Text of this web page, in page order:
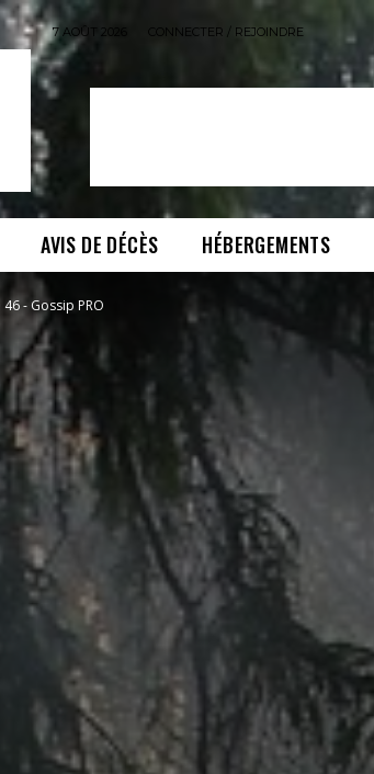
7 AOÛT 2026 CONNECTER / REJOINDRE
AVIS DE DÉCÈS HÉBERGEMENTS
- Gossip PRO